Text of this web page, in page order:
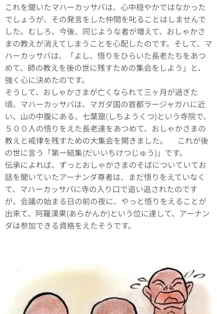
これを聞いたマハーカッサパは、心中穏やかではなかった
でしょうが、その発言をした仲間を叱ることはしませんで
した。むしろ、今後、同じような者が増えて、おしゃかさ
まの教えが消えてしまうことを心配したのです。そして、マ
ハーカッサパは、「よし、悟りをひらいた長老たちをあつ
めて、師の教えを後の世に残すための集会をしよう」と、
強く心に決めたのです。
そうして、おしゃかさまが亡くなられて三ヶ月が過ぎた
頃、マハーカッサパは、マガダ国の首都ラージャガハに近
い、山の中腹にある、七葉窟(しちようくつ)という寺院で、
５００人の悟りをえた長老達をあつめて、おしゃかさまの
教えと戒律を残すための大集会を開きました。 これが後
の世に言う「第一結集(だいいちけつじゅう)」です。
伝承によれば、ずっとおしゃかさまのそばについていてお
話を聞いていたアーナンダ尊者は、まだ悟りをえていなく
て、マハーカッサパに寺の入り口で追い返されたのです
が、会議の始まる日の前の夜に、やっと悟りをえることが
出来て、阿羅漢果(あらかんか)という位に達して、アーナン
ダは参加できる資格をえたそうです。